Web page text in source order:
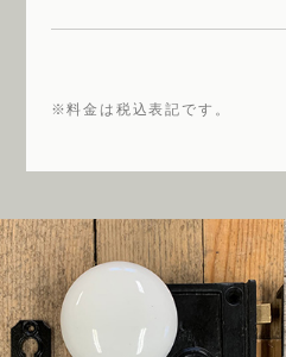
※料金は税込表記です。